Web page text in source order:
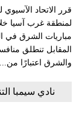
قرر الاتحاد
المقابل تنطلق
والشرق اعتبارًا من...
نادي سيمبا